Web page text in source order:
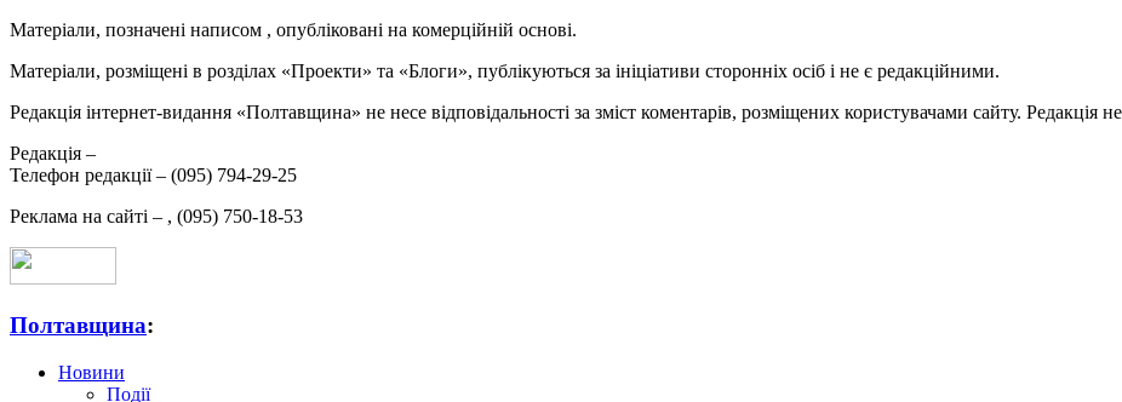
Матеріали, позначені написом , опубліковані на комерційній основі.
Матеріали, розміщені в розділах «Проекти» та «Блоги», публікуються за ініціативи сторонніх осіб і не є редакційними.
Редакція інтернет-видання «Полтавщина» не несе відповідальності за зміст коментарів, розміщених користувачами сайту. Редакція
Редакція –
Телефон редакції – (095) 794-29-25
Реклама на сайті – , (095) 750-18-53
Полтавщина:
Новини
Події